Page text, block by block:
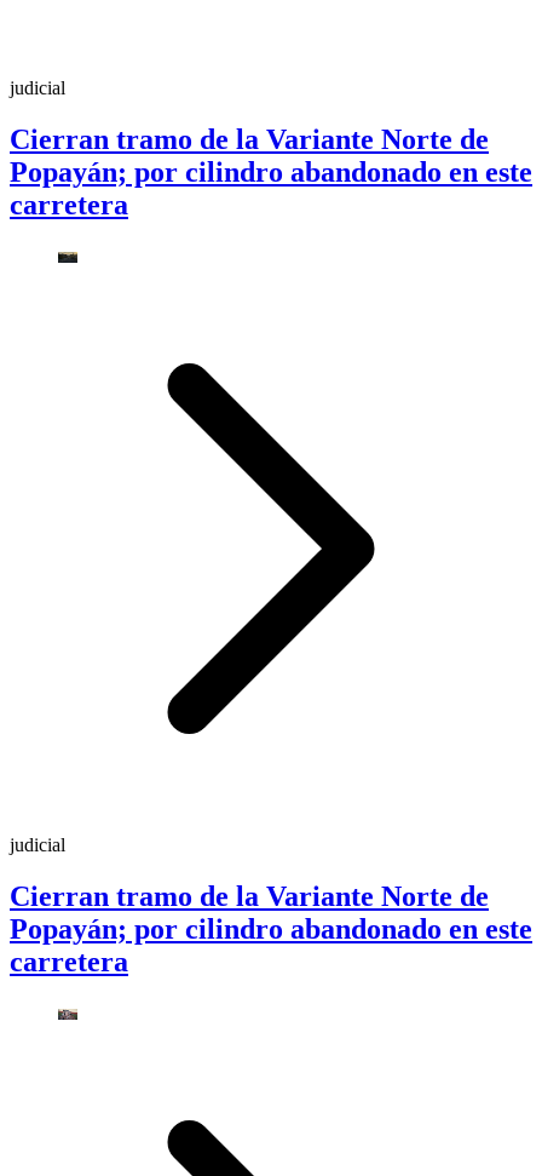
judicial
Cierran tramo de la Variante Norte de
Popayán; por cilindro abandonado en este
carretera
judicial
Cierran tramo de la Variante Norte de
Popayán; por cilindro abandonado en este
carretera